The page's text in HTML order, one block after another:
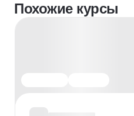
Похожие курсы